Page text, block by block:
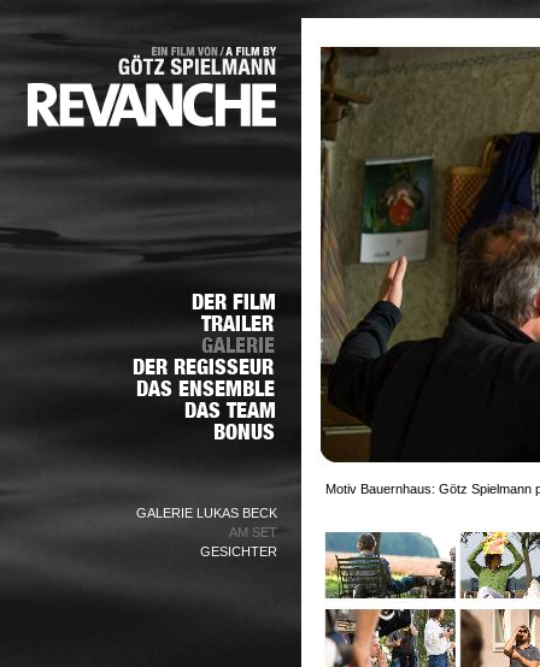
GALERIE LUKAS BECK
AM SET
GESICHTER
Motiv Bauernhaus: Götz Spielmann